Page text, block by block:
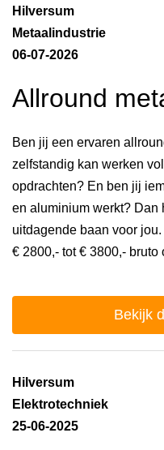
Hilversum
Metaalindustrie
06-07-2026
Allround
Ben jij een ervaren
zelfstandig kan werken
opdrachten? En ben jij
en aluminium werkt? Dan
uitdagende baan voor
€ 2800,- tot € 3800,- bruto
Bekijk
Hilversum
Elektrotechniek
25-06-2025